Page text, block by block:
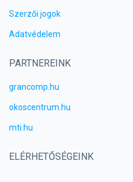
Szerzői jogok
Adatvédelem
PARTNEREINK
grancomp.hu
okoscentrum.hu
mti.hu
ELÉRHETŐSÉGEINK